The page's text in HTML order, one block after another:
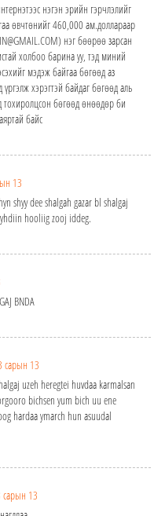
нэгэн эрийн гэрчлэлийг
өвчтөнийг 460,000 ам.доллараар
нэг бөөрөө зарсан
холбоо барина уу, тэд миний
мэдэж байгаа бөгөөд аз
хэрэгтэй байдаг бөгөөд аль
тохиролцсон бөгөөд өнөөдөр би
байс
13
shyy dee shalgah gazar bl shalgaj
hooliig zooj iddeg.
BNDA
сарын 13
uzeh heregtei huvdaa karmalsan
bichsen yum bich uu ene
hardaa ymarch hun asuudal
13